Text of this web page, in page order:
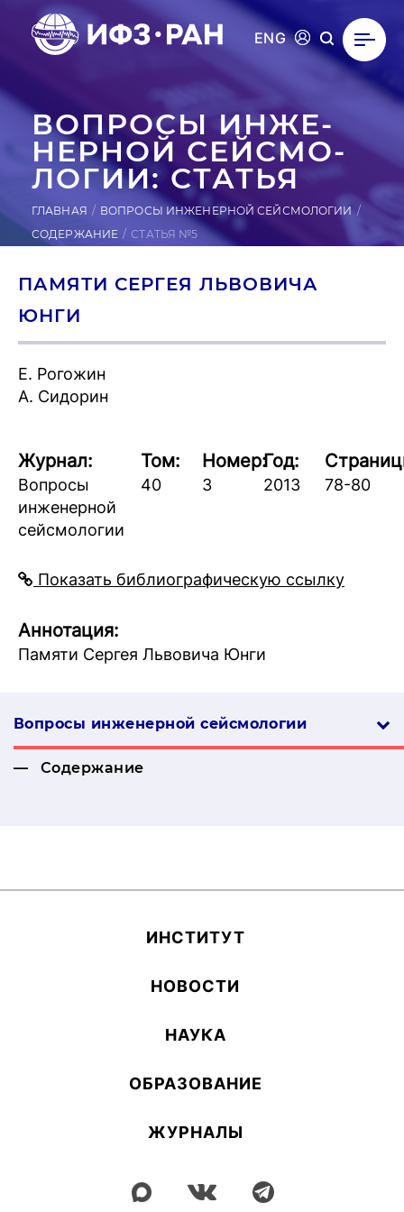
ENG
ВОПРОСЫ ИН­ЖЕ­
НЕР­НОЙ СЕЙ­СМО­
ЛОГИИ: СТАТЬЯ
ГЛАВНАЯ
ВОПРОСЫ ИНЖЕНЕРНОЙ СЕЙСМОЛОГИИ
СОДЕРЖАНИЕ
СТАТЬЯ №5
ПАМЯТИ СЕРГЕЯ ЛЬВОВИЧА
ЮНГИ
Е. Рогожин
А. Сидорин
Журнал:
Вопросы
инженерной
сейсмологии
Том:
40
Номер:
3
Год:
2013 78-80
Показать библиографическую ссылку
Аннотация:
Памяти Сергея Львовича Юнги
Вопросы инженерной сей­смо­логии
Содержание
ИН­СТИ­ТУТ
НОВОСТИ
НАУКА
ОБ­РА­ЗОВА­НИЕ
ЖУРНАЛЫ